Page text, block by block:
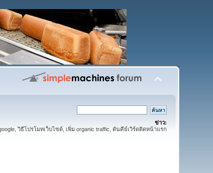
ข่าว:
วิธีโปรโมทเว็บไซด์, เพิ่ม organic traffic, ดันคีย์เวิร์ดติดหน้าแรก